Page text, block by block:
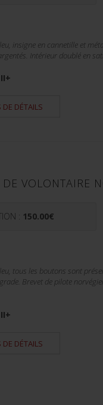
insigne en cannetille et
Intérieur doublé en
II+
DE DÉTAILS
DE VOLONTAIRE
: 150.00€
tous les boutons sont
Brevet de pilote
II+
DE DÉTAILS